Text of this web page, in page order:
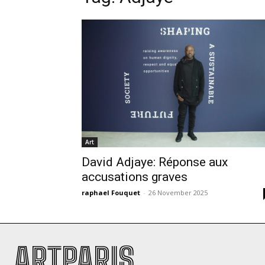
Art
David Adjaye: Réponse aux
accusations graves
raphael Fouquet - 26 November 2025